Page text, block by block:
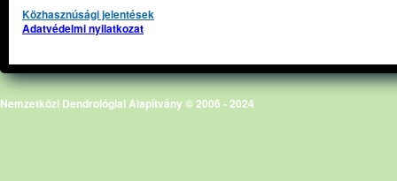
Közhasznúsági jelentések
Adatvédelmi nyilatkozat
Nemzetközi Dendrológiai Alapítvány © 2006 - 2024